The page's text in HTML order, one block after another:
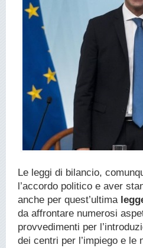
Le leggi di bilancio,
l’accordo politico e aver
anche per quest’ultima
da affrontare numerosi
provvedimenti per
dei centri per l’impiego e